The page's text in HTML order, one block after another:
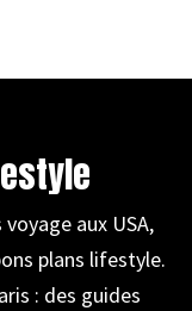
aux USA,
plans lifestyle.
: des guides